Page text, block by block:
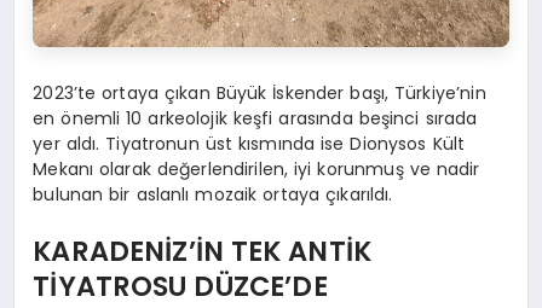
2023’te ortaya çıkan Büyük İskender başı, Türkiye’nin
en önemli 10 arkeolojik keşfi arasında beşinci sırada
yer aldı. Tiyatronun üst kısmında ise Dionysos Kült
Mekanı olarak değerlendirilen, iyi korunmuş ve nadir
bulunan bir aslanlı mozaik ortaya çıkarıldı.
KARADENİZ’İN TEK ANTİK
TİYATROSU DÜZCE’DE